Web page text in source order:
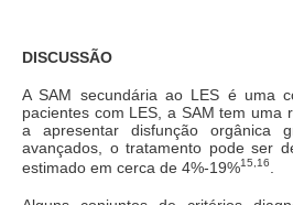
DISCUSSÃO
A SAM secundária ao LES é uma
pacientes com LES, a SAM tem uma
a apresentar disfunção orgânica
avançados, o tratamento pode ser
estimado em cerca de 4%-19%15,16